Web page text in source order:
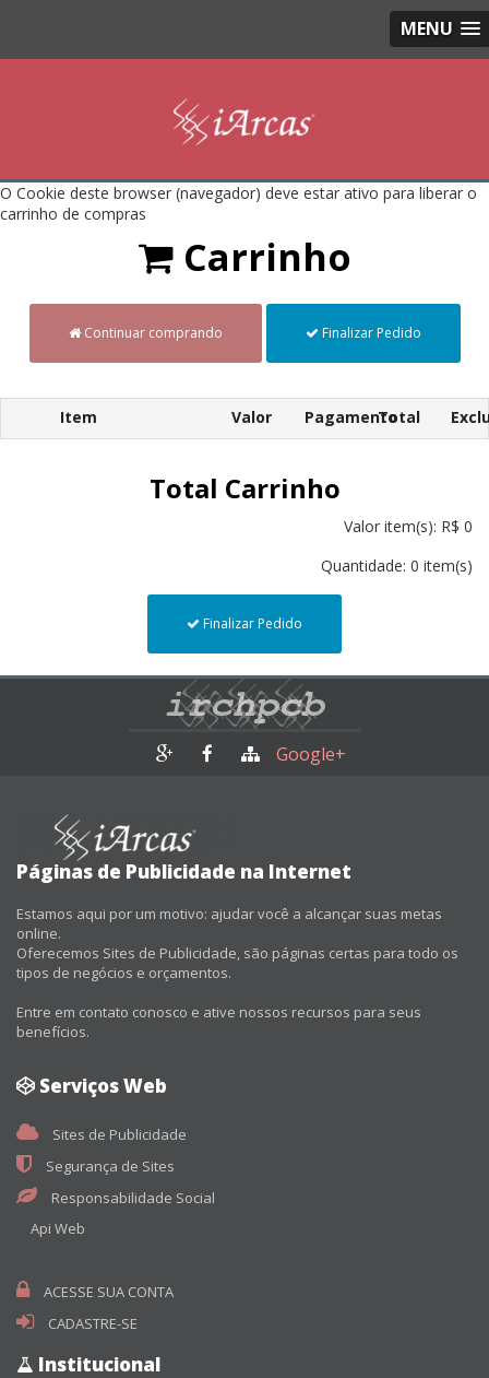
MENU
O Cookie deste browser (navegador) deve estar ativo para liberar o
carrinho de compras
Carrinho
Continuar comprando Finalizar Pedido
Item Valor PagamentoTotal
Total Carrinho
Valor item(s): R$ 0
Quantidade: 0 item(s)
Finalizar Pedido
Google+
Páginas de Publicidade na Internet
Estamos aqui por um motivo: ajudar você a alcançar suas metas
online.
Oferecemos Sites de Publicidade, são páginas certas para todo os
tipos de negócios e orçamentos.
Entre em contato conosco e ative nossos recursos para seus
benefícios.
Serviços Web
Sites de Publicidade
Segurança de Sites
Responsabilidade Social
Api Web
ACESSE SUA CONTA
CADASTRE-SE
Institucional